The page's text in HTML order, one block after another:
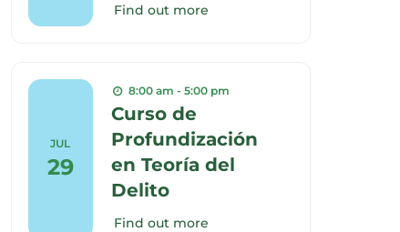
Find out more
JUL
29
8:00 am - 5:00 pm
Curso de
Profundización
en Teoría del
Delito
Find out more